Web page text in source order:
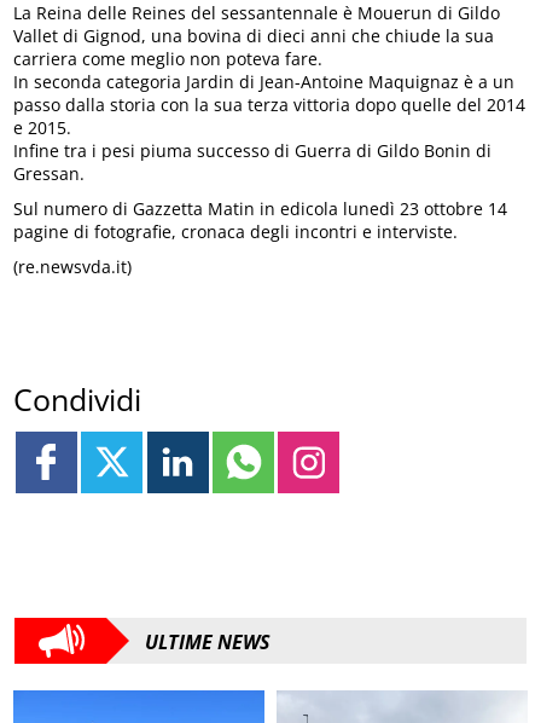
La Reina delle Reines del sessantennale è Mouerun di Gildo
Vallet di Gignod, una bovina di dieci anni che chiude la sua
carriera come meglio non poteva fare.
In seconda categoria Jardin di Jean-Antoine Maquignaz è a un
passo dalla storia con la sua terza vittoria dopo quelle del 2014
e 2015.
Infine tra i pesi piuma successo di Guerra di Gildo Bonin di
Gressan.
Sul numero di Gazzetta Matin in edicola lunedì 23 ottobre 14
pagine di fotografie, cronaca degli incontri e interviste.
(re.newsvda.it)
Condividi
ULTIME NEWS